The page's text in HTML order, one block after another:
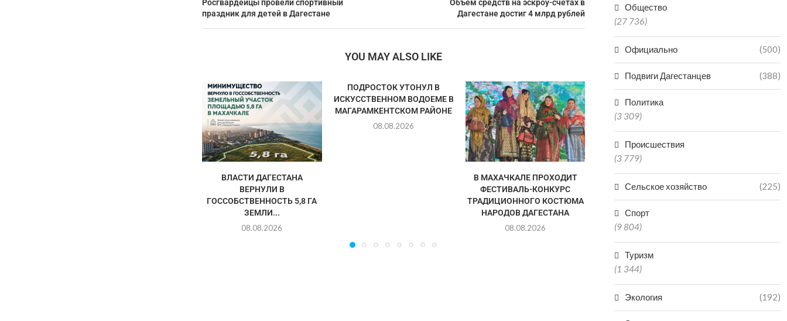
Росгвардейцы провели спортивный
праздник для детей в Дагестане
Объем средств на эскроу-счетах в
Дагестане достиг 4 млрд рублей
YOU MAY ALSO LIKE
ВЛАСТИ ДАГЕСТАНА
ВЕРНУЛИ В
ГОССОБСТВЕННОСТЬ 5,8 ГА
ЗЕМЛИ...
08.08.2026
ПОДРОСТОК УТОНУЛ В
ИСКУССТВЕННОМ ВОДОЕМЕ В
МАГАРАМКЕНТСКОМ РАЙОНЕ
08.08.2026
В МАХАЧКАЛЕ ПРОХОДИТ
ФЕСТИВАЛЬ-КОНКУРС
ТРАДИЦИОННОГО КОСТЮМА
НАРОДОВ ДАГЕСТАНА
08.08.2026
СУД АРЕСТОВАЛ ПЯТЕРЫХ
ЖИТЕЛЕЙ ДАГЕСТАНА, У
КОТОРЫХ БЫЛИ...
Общество
(27 736)
Официально (500)
Подвиги Дагестанцев (388)
Политика
(3 309)
Происшествия
(3 779)
Сельское хозяйство (225)
Спорт
(9 804)
Туризм
(1 344)
Экология (192)